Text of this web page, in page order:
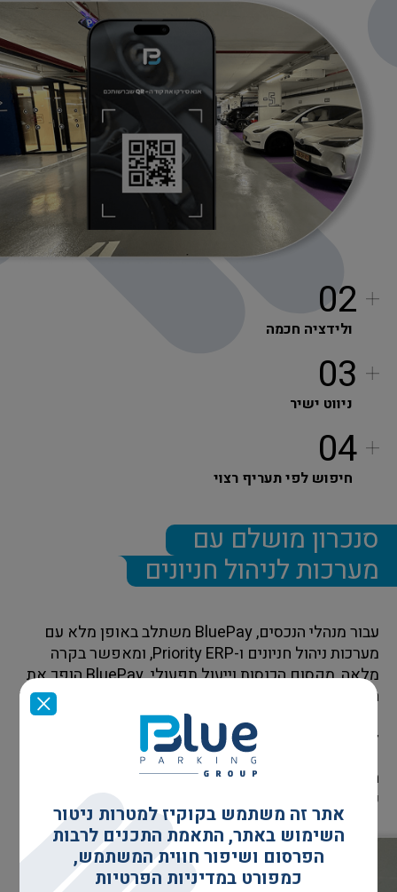
02
ולידציה חכמה
03
ניווט ישיר
04
חיפוש לפי תעריף רצוי
סנכרון מושלם עם
מערכות לניהול חניונים
עבור מנהלי הנכסים, BluePay משתלב באופן מלא עם
מערכות ניהול חניונים ו-Priority ERP, ומאפשר בקרה
מלאה, מקסום הכנסות וייעול תפעולי. BluePay הופך את
החניה משירות בסיסי לדיגיטלי מותאם אישית, נוח וחסכוני
– חוויית משתמש מנצחת שמחברת בין טכנולוגיה חכמה
לעולם הפיזי.
הצטרפו עוד היום לשירות BluePay, והעניקו ללקוחות
שלכם חווית משתמש חדשנית, נעימה, מהירה ונוחה
אתר זה משתמש בקוקיז למטרות ניטור
השימוש באתר, התאמת התכנים לרבות
הפרסום ושיפור חווית המשתמש,
כמפורט במדיניות הפרטיות